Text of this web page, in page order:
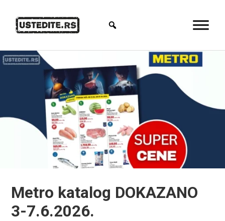
Metro katalog DOKAZANO
3-7.6.2026.